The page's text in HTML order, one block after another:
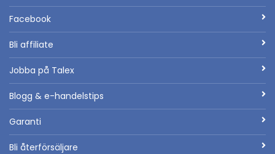
Facebook
Bli affiliate
Jobba på Talex
Blogg & e-handelstips
Garanti
Bli återförsäljare